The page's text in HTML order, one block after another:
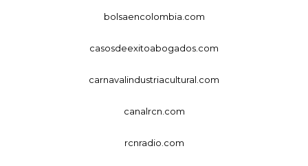
bolsaencolombia.com
casosdeexitoabogados.com
carnavalindustriacultural.com
canalrcn.com
rcnradio.com